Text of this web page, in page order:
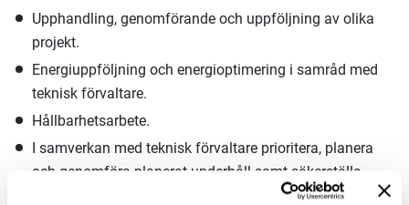
Upphandling, genomförande och uppföljning av olika
projekt.
Energiuppföljning och energioptimering i samråd med
teknisk förvaltare.
Hållbarhetsarbete.
I samverkan med teknisk förvaltare prioritera, planera
och genomföra planerat underhåll samt säkerställa